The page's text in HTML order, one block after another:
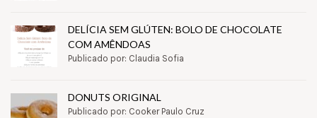
DELÍCIA SEM GLÚTEN: BOLO DE CHOCOLATE
COM AMÊNDOAS
Publicado por: Claudia Sofia
DONUTS ORIGINAL
Publicado por: Cooker Paulo Cruz